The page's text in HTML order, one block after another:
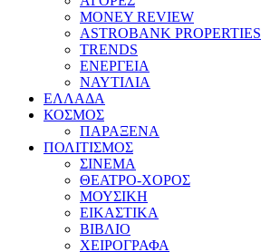
MONEY REVIEW
ASTROBANK PROPERTIES
TRENDS
ΕΝΕΡΓΕΙΑ
ΝΑΥΤΙΛΙΑ
ΕΛΛΑΔΑ
ΚΟΣΜΟΣ
ΠΑΡΑΞΕΝΑ
ΠΟΛΙΤΙΣΜΟΣ
ΣΙΝΕΜΑ
ΘΕΑΤΡΟ-ΧΟΡΟΣ
ΜΟΥΣΙΚΗ
ΕΙΚΑΣΤΙΚΑ
ΒΙΒΛΙΟ
ΧΕΙΡΟΓΡΑΦΑ